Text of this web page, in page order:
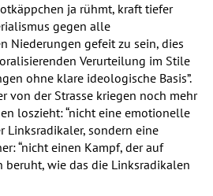
ja rühmt, kraft tiefer
gegen alle
Niederungen gefeit zu sein, dies
Verurteilung im Stile
ohne klare ideologische Basis”.
von der Strasse kriegen noch mehr
loszieht: “nicht eine emotionelle
Linksradikaler, sondern eine
“nicht einen Kampf, der auf
beruht, wie das die Linksradikalen